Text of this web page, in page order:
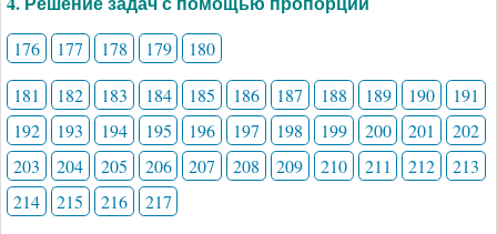
176 177 178 179
180
181
182 183 184 185 186 187 188 189 190
191
192
193 194 195 196 197 198 199 200 201
202
203
204 205 206 207 208 209 210 211 212
213
214
215 216 217